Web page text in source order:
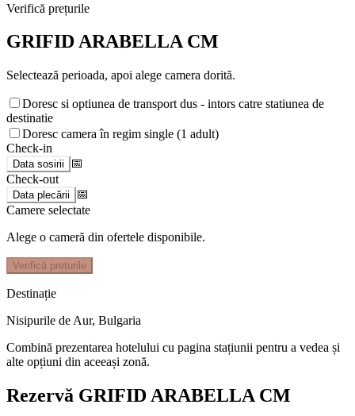
Verifică prețurile
GRIFID ARABELLA CM
Selectează perioada, apoi alege camera dorită.
Doresc si optiunea de transport dus - intors catre statiunea de
destinatie
Doresc camera în regim single (1 adult)
Check-in
Data sosirii
📅
Check-out
Data plecării
📅
Camere selectate
Alege o cameră din ofertele disponibile.
Verifică prețurile
Destinație
Nisipurile de Aur, Bulgaria
Combină prezentarea hotelului cu pagina stațiunii pentru a vedea și
alte opțiuni din aceeași zonă.
Rezervă GRIFID ARABELLA CM